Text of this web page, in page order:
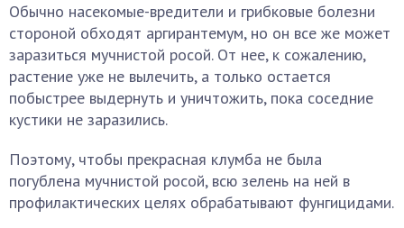
Обычно насекомые-вредители и грибковые болезни
стороной обходят аргирантемум, но он все же может
заразиться мучнистой росой. От нее, к сожалению,
растение уже не вылечить, а только остается
побыстрее выдернуть и уничтожить, пока соседние
кустики не заразились.
Поэтому, чтобы прекрасная клумба не была
погублена мучнистой росой, всю зелень на ней в
профилактических целях обрабатывают фунгицидами.